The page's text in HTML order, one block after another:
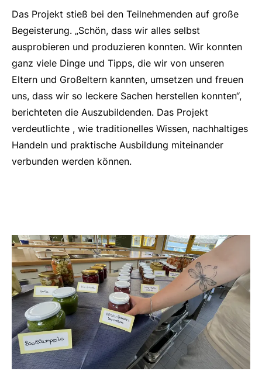
Das Projekt stieß bei den Teilnehmenden auf große
Begeisterung. „Schön, dass wir alles selbst
ausprobieren und produzieren konnten. Wir konnten
ganz viele Dinge und Tipps, die wir von unseren
Eltern und Großeltern kannten, umsetzen und freuen
uns, dass wir so leckere Sachen herstellen konnten“,
berichteten die Auszubildenden. Das Projekt
verdeutlichte , wie traditionelles Wissen, nachhaltiges
Handeln und praktische Ausbildung miteinander
verbunden werden können.